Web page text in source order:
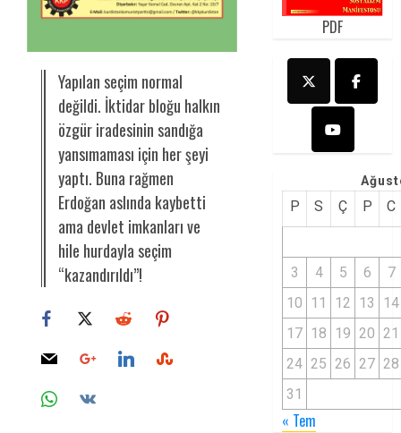
Yapılan seçim normal
değildi. İktidar bloğu halkın
özgür iradesinin sandığa
yansımaması için her şeyi
yaptı. Buna rağmen
Erdoğan aslında kaybetti
ama devlet imkanları ve
hile hurdayla seçim
“kazandırıldı”!
PDF
P S Ç P C
3 4 5 6
7
10 11 12 13
14
17 18 19 20 21
24 25 26 27 28
31
« Tem